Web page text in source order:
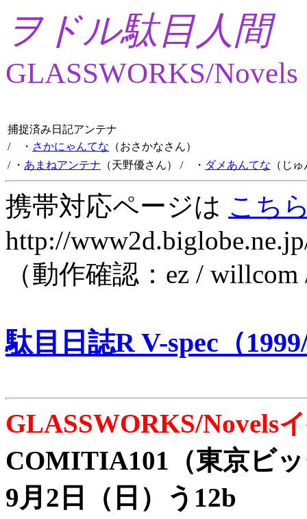
ヲドル駄目人間
GLASSWORKS/Novels
捕捉済み日記アンテナ
/ ・ さかにゃんてな （おさかなさん）
/ ・ あまねアンテナ （天野優さん） / ・ ダメあんてな （じ
携帯対応ページは こち
http://
（動作確認：ez /
駄目日誌R V-spec（
GLASSWORKS/Novels
COMITIA101（東京ビ
9月2日（日）う12b